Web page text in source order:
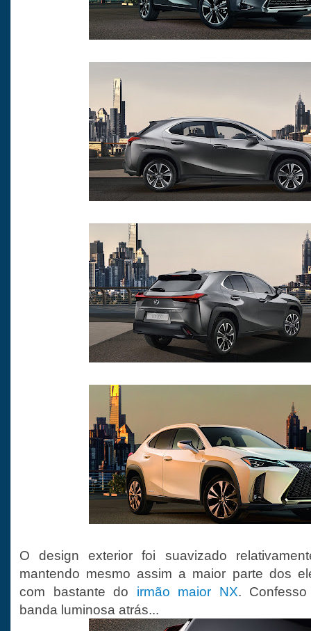
O design exterior foi suavizado
mantendo mesmo assim a maior parte dos
com bastante do irmão maior NX.
banda luminosa atrás...